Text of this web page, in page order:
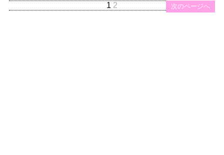
次のページへ
1 2